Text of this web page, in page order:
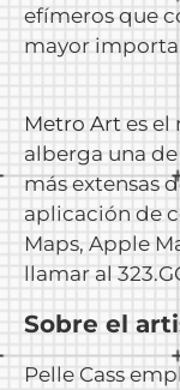
efímeros que
mayor
Metro Art es el
alberga una
más extensas
aplicación de
Maps, Apple
llamar al
Sobre el
Pelle Cass